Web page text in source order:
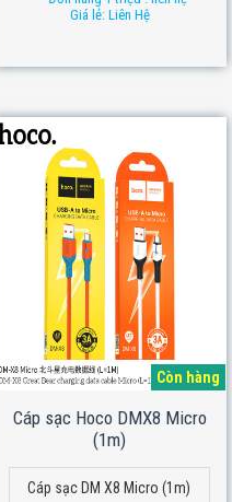
Giá lẻ: Liên Hệ
Còn hàng
Cáp sạc Hoco DMX8 Micro
(1m)
Cáp sạc DM X8 Micro (1m)